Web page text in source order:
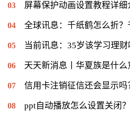
屏幕保护动画设置教程详细介绍（屏幕保护
全球讯息：千纸鹤怎么折？
当前讯息：35岁该学习理财吗？35
天天新消息丨华夏族是什么意思？华裔是什
信用卡注销征信还会显示吗？银行被
ppt自动播放怎么设置关闭？ppt自动